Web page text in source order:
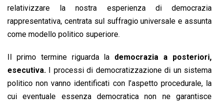
relativizzare la nostra esperienza di democrazia
rappresentativa, centrata sul suffragio universale e assunta
come modello politico superiore.
Il primo termine riguarda la democrazia a posteriori,
esecutiva. I processi di democratizzazione di un sistema
politico non vanno identificati con l’aspetto procedurale, la
cui eventuale essenza democratica non ne garantisce